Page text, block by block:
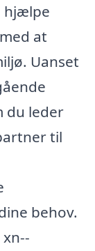
hjælpe
at
Uanset
du leder
til
behov.